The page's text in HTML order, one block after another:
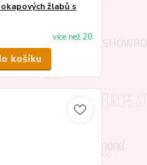
žlabů s
více než 20
košíku